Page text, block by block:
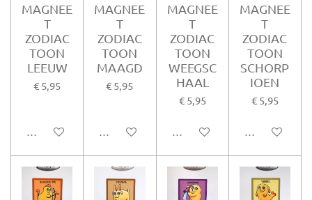
MAGNEE
T
ZODIAC
TOON
LEEUW
€ 5,95
In winkelwagen
MAGNEE
T
ZODIAC
TOON
MAAGD
€ 5,95
In winkelwagen
MAGNEE
T
ZODIAC
TOON
WEEGSC
HAAL
€ 5,95
In winkelwagen
MAGNEE
T
ZODIAC
TOON
SCHORP
IOEN
€ 5,95
In